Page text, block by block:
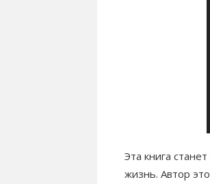
Эта книга
жизнь. Автор